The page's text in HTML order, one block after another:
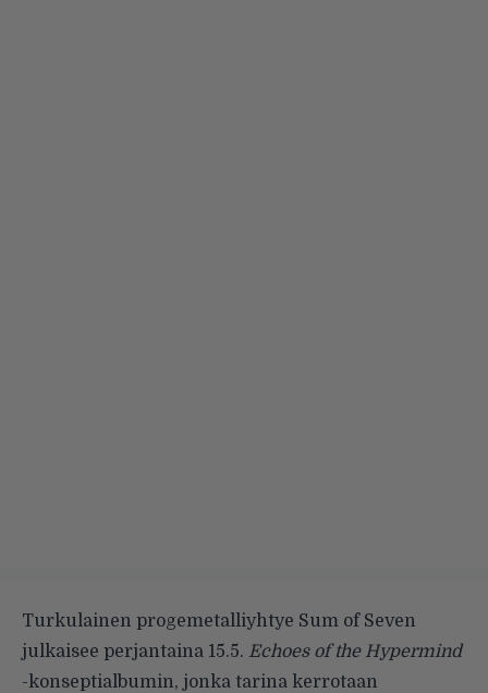
Turkulainen progemetalliyhtye Sum of Seven
julkaisee perjantaina 15.5. Echoes of the Hypermind
-konseptialbumin, jonka tarina kerrotaan